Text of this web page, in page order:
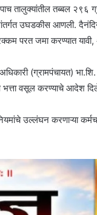
तालुक्यांतील तब्बल २९६
उघडकीस आणली.
परत जमा करण्यात यावी,
(ग्रामपंचायत)
भत्ता वसूल करण्याचे आदेश
उल्लंघन करणाऱ्या